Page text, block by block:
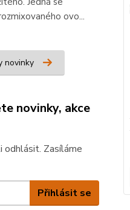
ovo...
novinky
novinky, akce
Zasíláme
Přihlásit se